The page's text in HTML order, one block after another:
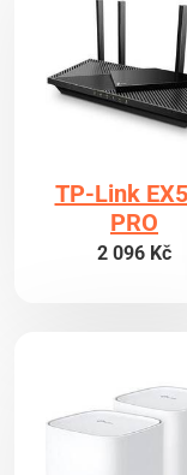
TP-Link
PRO
2 096 Kč